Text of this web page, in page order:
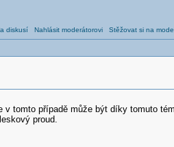
diskusí Nahlásit moderátorovi Stěžovat si na
v tomto případě může být díky tomuto
proud.